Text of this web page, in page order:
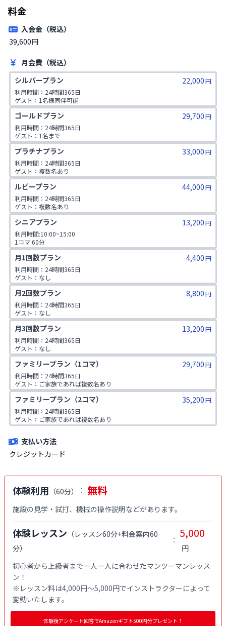
料金
入会金（税込）
39,600円
月会費（税込）
シルバープラン
22,000円
利用時間：24時間365日
ゲスト：1名様同伴可能
ゴールドプラン 29,700円
利用時間：24時間365日
ゲスト：1名まで
1日2コマ予約可
プラチナプラン 33,000円
利用時間：24時間365日
ゲスト：複数名あり
1日2コマ予約可
ルビープラン 44,000円
利用時間：24時間365日
ゲスト：複数名あり
1日3コマ予約可
シニアプラン 13,200円
利用時間:10:00~15:00
1コマ:60分
対象年齢:60歳以上
ゲスト:無し
月1回数プラン 4,400円
利用時間：24時間365日
ゲスト：なし
月2回数プラン 8,800円
利用時間：24時間365日
ゲスト：なし
月3回数プラン 13,200円
利用時間：24時間365日
ゲスト：なし
ファミリープラン（1コマ） 29,700円
利用時間：24時間365日
ゲスト：ご家族であれば複数名あり
※ご入会時にご家族名の登録をお願いしております。二親等までのご家
族が対象です。
ファミリープラン（2コマ） 35,200円
利用時間：24時間365日
ゲスト：ご家族であれば複数名あり
※ご入会時にご家族名の登録をお願いしております。二親等までのご家
支払い方法
クレジットカード
体験利用 （60分） ： 無料
施設の見学・試打、機械の操作説明などがあります。
体験レッスン （レッスン60分+料金案内60
分）
： 5,000
円
初心者から上級者まで一人一人に合わせたマンツーマンレッス
ン！
※レッスン料は4,000円〜5,000円でインストラクターによって
変動いたします。
体験後アンケート回答でAmazonギフト500円分プレゼント！